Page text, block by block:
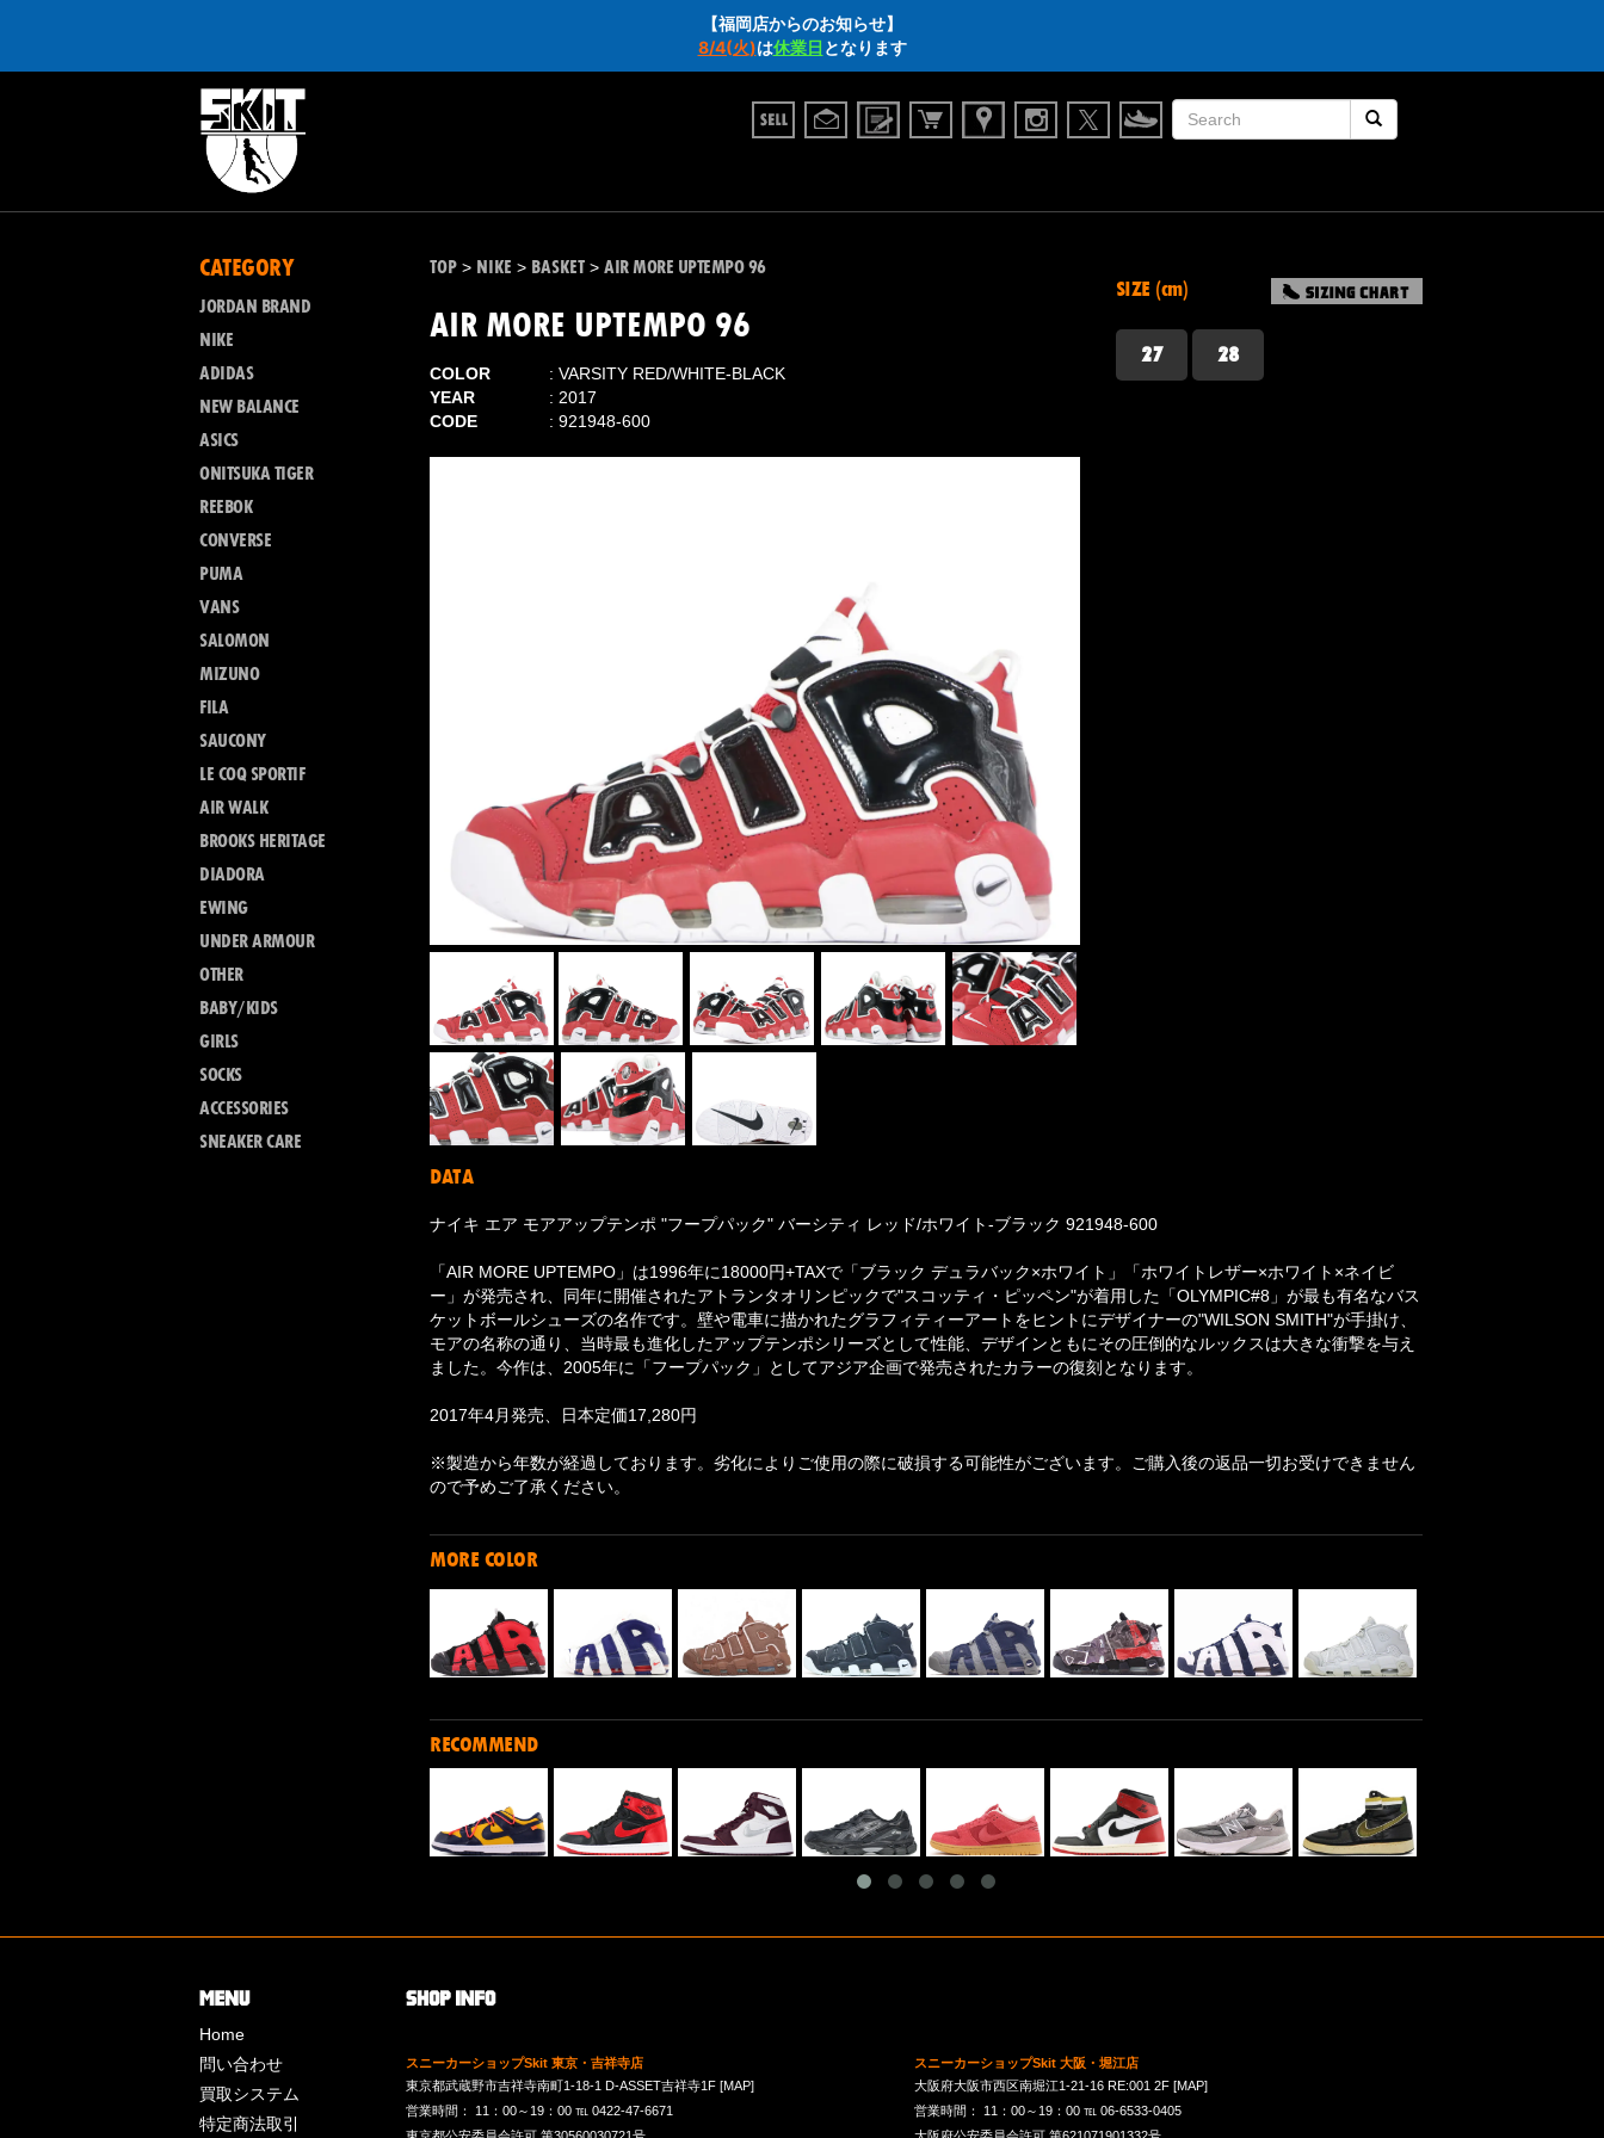
【福岡店からのお知らせ】
8/4(火)は休業日 となります
CATEGORY
JORDAN BRAND
NIKE
ADIDAS
NEW BALANCE
ASICS
ONITSUKA TIGER
REEBOK
CONVERSE
PUMA
VANS
SALOMON
MIZUNO
FILA
SAUCONY
LE COQ SPORTIF
AIR WALK
BROOKS HERITAGE
DIADORA
EWING
UNDER ARMOUR
OTHER
BABY/KIDS
GIRLS
SOCKS
ACCESSORIES
SNEAKER CARE
TOP > NIKE > BASKET > AIR MORE UPTEMPO 96
AIR MORE UPTEMPO 96
COLOR
VARSITY RED/WHITE-BLACK
YEAR
2017
CODE
921948-600
SIZE (cm)
27 28
DATA
ナイキ エア モアアップテンポ "フープパック" バーシティ レッド/ホワイト-ブラック 921948-600
「AIR MORE UPTEMPO」は1996年に18000円+TAXで「ブラック デュラバック×ホワイト」「ホワイトレザー×ホワイト×ネイビ
ー」が発売され、同年に開催されたアトランタオリンピックで"スコッティ・ピッペン"が着用した「OLYMPIC#8」が最も有名なバス
ケットボールシューズの名作です。壁や電車に描かれたグラフィティーアートをヒントにデザイナーの"WILSON SMITH"が手掛け、
モアの名称の通り、当時最も進化したアップテンポシリーズとして性能、デザインともにその圧倒的なルックスは大きな衝撃を与え
ました。今作は、2005年に「フープパック」としてアジア企画で発売されたカラーの復刻となります。
2017年4月発売、日本定価17,280円
※製造から年数が経過しております。劣化によりご使用の際に破損する可能性がございます。ご購入後の返品一切お受けできません
ので予めご了承ください。
MORE COLOR
RECOMMEND
Home
問い合わせ
買取システム
特定商法取引
スニーカーショップSkit 東京・吉祥寺店
東京都武蔵野市吉祥寺南町1-18-1 D-ASSET吉祥寺1F [MAP]
営業時間： 11：00～19：00 ℡ 0422-47-6671
スニーカーショップSkit 大阪・堀江店
大阪府大阪市西区南堀江1-21-16 RE:001 2F [MAP]
営業時間： 11：00～19：00 ℡ 06-6533-0405